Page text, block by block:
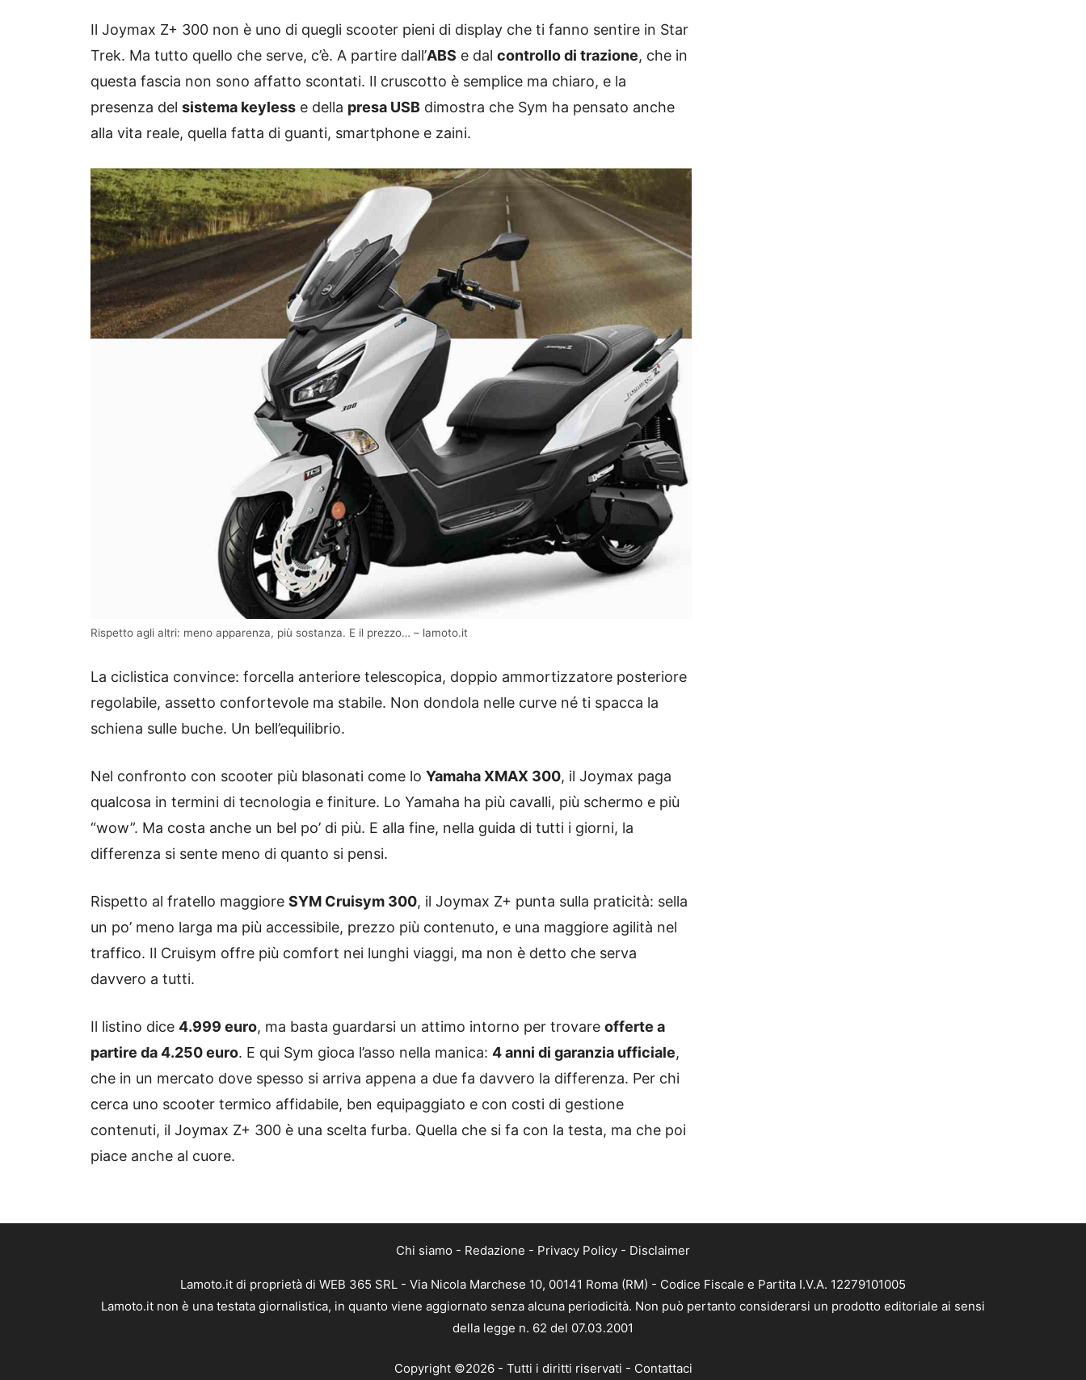
Il Joymax Z+ 300 non è uno di quegli scooter pieni di display che ti fanno sentire in Star
Trek. Ma tutto quello che serve, c’è. A partire dall’ABS e dal controllo di trazione, che in
questa fascia non sono affatto scontati. Il cruscotto è semplice ma chiaro, e la
presenza del sistema keyless e della presa USB dimostra che Sym ha pensato anche
alla vita reale, quella fatta di guanti, smartphone e zaini.
Rispetto agli altri: meno apparenza, più sostanza. E il prezzo… – lamoto.it
La ciclistica convince: forcella anteriore telescopica, doppio ammortizzatore posteriore
regolabile, assetto confortevole ma stabile. Non dondola nelle curve né ti spacca la
schiena sulle buche. Un bell’equilibrio.
Nel confronto con scooter più blasonati come lo Yamaha XMAX 300, il Joymax paga
qualcosa in termini di tecnologia e finiture. Lo Yamaha ha più cavalli, più schermo e più
“wow”. Ma costa anche un bel po’ di più. E alla fine, nella guida di tutti i giorni, la
differenza si sente meno di quanto si pensi.
Rispetto al fratello maggiore SYM Cruisym 300, il Joymax Z+ punta sulla praticità: sella
un po’ meno larga ma più accessibile, prezzo più contenuto, e una maggiore agilità nel
traffico. Il Cruisym offre più comfort nei lunghi viaggi, ma non è detto che serva
davvero a tutti.
Il listino dice 4.999 euro, ma basta guardarsi un attimo intorno per trovare offerte a
partire da 4.250 euro. E qui Sym gioca l’asso nella manica: 4 anni di garanzia ufficiale,
che in un mercato dove spesso si arriva appena a due fa davvero la differenza. Per chi
cerca uno scooter termico affidabile, ben equipaggiato e con costi di gestione
contenuti, il Joymax Z+ 300 è una scelta furba. Quella che si fa con la testa, ma che poi
piace anche al cuore.
Chi siamo - Redazione - Privacy Policy - Disclaimer
Lamoto.it di proprietà di WEB 365 SRL - Via Nicola Marchese 10, 00141 Roma (RM) - Codice Fiscale e Partita I.V.A. 12279101005
Lamoto.it non è una testata giornalistica, in quanto viene aggiornato senza alcuna periodicità. Non può pertanto considerarsi un prodotto editoriale ai sensi
della legge n. 62 del 07.03.2001
Copyright ©2026 - Tutti i diritti riservati - Contattaci